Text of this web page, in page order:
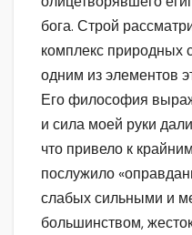
бога. Строй
комплекс природных
одним из элементов
Его философия
и сила моей руки
что привело к
послужило
слабых сильными и
большинством,